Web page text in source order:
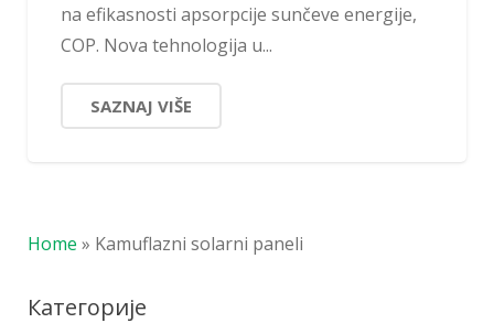
na efikasnosti apsorpcije sunčeve energije,
COP. Nova tehnologija u...
SAZNAJ VIŠE
Home » Kamuflazni solarni paneli
Категорије